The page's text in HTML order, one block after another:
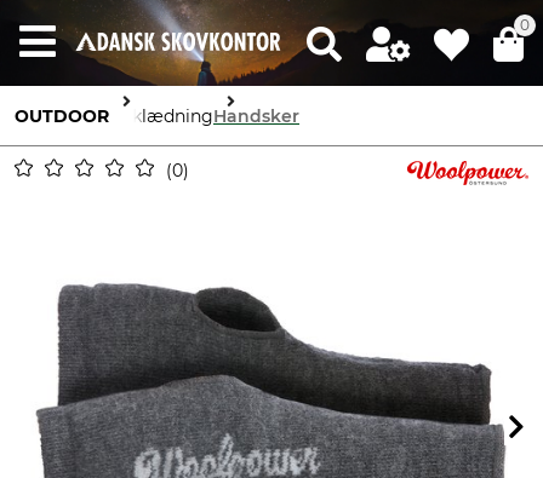
0
OUTDOOR BeklædningHandsker
0